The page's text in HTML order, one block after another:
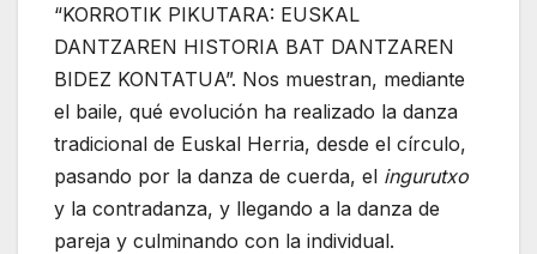
“KORROTIK PIKUTARA: EUSKAL
DANTZAREN HISTORIA BAT DANTZAREN
BIDEZ KONTATUA”. Nos muestran, mediante
el baile, qué evolución ha realizado la danza
tradicional de Euskal Herria, desde el círculo,
pasando por la danza de cuerda, el ingurutxo
y la contradanza, y llegando a la danza de
pareja y culminando con la individual.